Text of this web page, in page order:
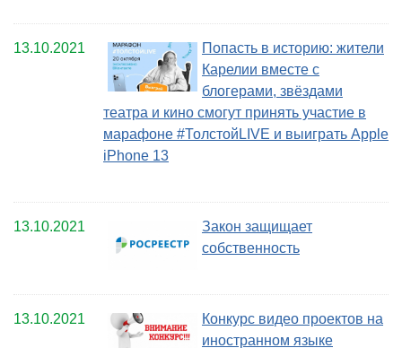
13.10.2021
Попасть в историю: жители
Карелии вместе с
блогерами, звёздами
театра и кино смогут принять участие в
марафоне #ТолстойLIVE и выиграть Apple
iPhone 13
13.10.2021
Закон защищает
собственность
13.10.2021
Конкурс видео проектов на
иностранном языке